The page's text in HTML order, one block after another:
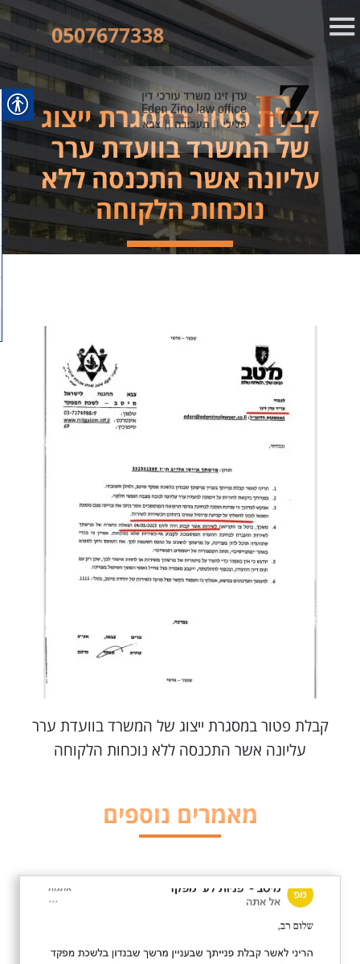
0507677338
קבלת פטור במסגרת ייצוג
של המשרד בוועדת ערר
עליונה אשר התכנסה ללא
נוכחות הלקוחה
קבלת פטור במסגרת ייצוג של המשרד בוועדת ערר
עליונה אשר התכנסה ללא נוכחות הלקוחה
מאמרים נוספים